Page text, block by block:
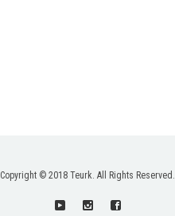
Copyright © 2018 Teurk. All Rights Reserved.